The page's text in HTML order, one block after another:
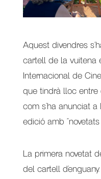
Aquest divendres
cartell de la vuitena
Internacional de
que tindrà lloc entre
com s’ha anunciat
edició amb “novetats
La primera novetat
del cartell